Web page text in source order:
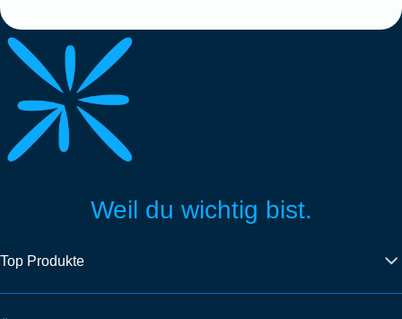
Weil du wichtig bist.
Top Produkte